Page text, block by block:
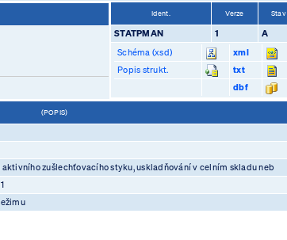
Ident. Verze Stav
STATPMAN 1 A
Schéma (xsd)
xml
Popis strukt.
txt
dbf
(POPIS)
zušlechťovacího styku, uskladňování v celním skladu neb